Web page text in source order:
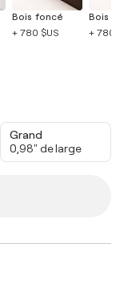
Bois foncé
+ 780 $US
Bois
+ 780
Grand
0,98" de large